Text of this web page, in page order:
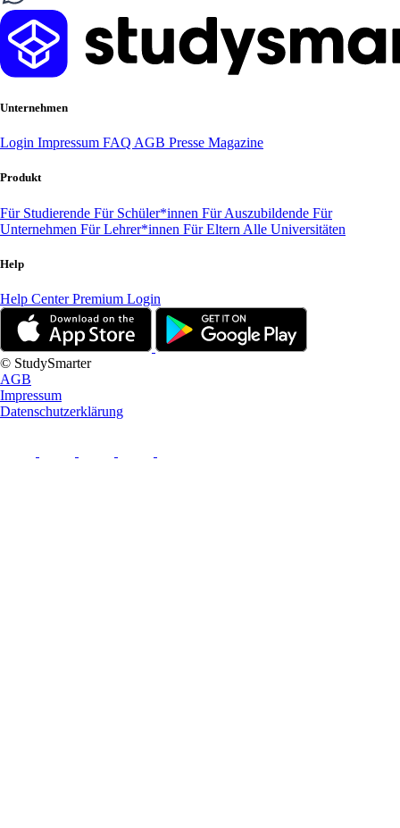
Unternehmen
Login Impressum FAQ AGB Presse Magazine
Produkt
Für Studierende Für Schüler*innen Für Auszubildende Für
Unternehmen Für Lehrer*innen Für Eltern Alle Universitäten
Help
Help CenterPremium Login
© StudySmarter
AGB
Impressum
Datenschutzerklärung